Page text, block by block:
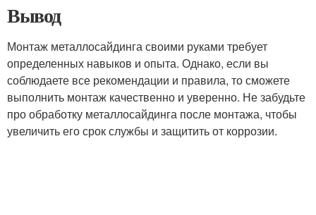
Вывод
Монтаж металлосайдинга своими руками требует
определенных навыков и опыта. Однако, если вы
соблюдаете все рекомендации и правила, то сможете
выполнить монтаж качественно и уверенно. Не забудьте
про обработку металлосайдинга после монтажа, чтобы
увеличить его срок службы и защитить от коррозии.